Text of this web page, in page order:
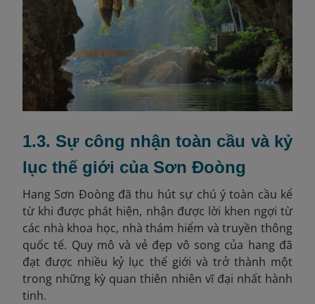
1.3. Sự công nhận toàn cầu và kỷ
lục thế giới của Sơn Đoòng
Hang Sơn Đoòng đã thu hút sự chú ý toàn cầu kể
từ khi được phát hiện, nhận được lời khen ngợi từ
các nhà khoa học, nhà thám hiểm và truyền thông
quốc tế. Quy mô và vẻ đẹp vô song của hang đã
đạt được nhiều kỷ lục thế giới và trở thành một
trong những kỳ quan thiên nhiên vĩ đại nhất hành
tinh.